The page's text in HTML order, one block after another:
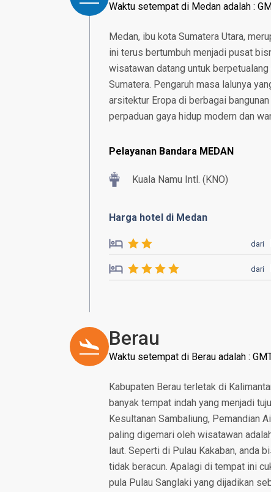
Waktu setempat di Medan adalah :
Medan, ibu kota Sumatera Utara,
ini terus bertumbuh menjadi pusat
wisatawan datang untuk
Sumatera. Pengaruh masa lalunya
arsitektur Eropa di berbagai
perpaduan gaya hidup modern dan
Pelayanan Bandara MEDAN
Kuala Namu Intl. (KNO)
Harga hotel di Medan
dari
dari
Berau
Waktu setempat di Berau adalah :
Kabupaten Berau terletak di
banyak tempat indah yang menjadi
Kesultanan Sambaliung, Pemandian
paling digemari oleh wisatawan
laut. Seperti di Pulau Kakaban, anda
tidak beracun. Apalagi di tempat ini
pula Pulau Sanglaki yang dijadikan